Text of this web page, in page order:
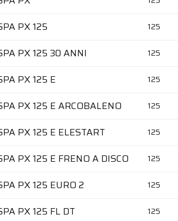
PX 125 125
PX 125 30 ANNI 125
PX 125 E 125
PX 125 E ARCOBALENO 125
PX 125 E ELESTART 125
PX 125 E FRENO A DISCO 125
PX 125 EURO 2 125
PX 125 FL DT 125